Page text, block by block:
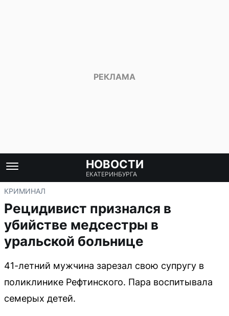
НОВОСТИ
ЕКАТЕРИНБУРГА
КРИМИНАЛ
Рецидивист признался в
убийстве медсестры в
уральской больнице
41-летний мужчина зарезал свою супругу в
поликлинике Рефтинского. Пара воспитывала
семерых детей.